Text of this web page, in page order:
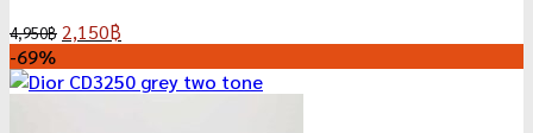
4,950฿ Original
was:
2,150฿
is:
-69%